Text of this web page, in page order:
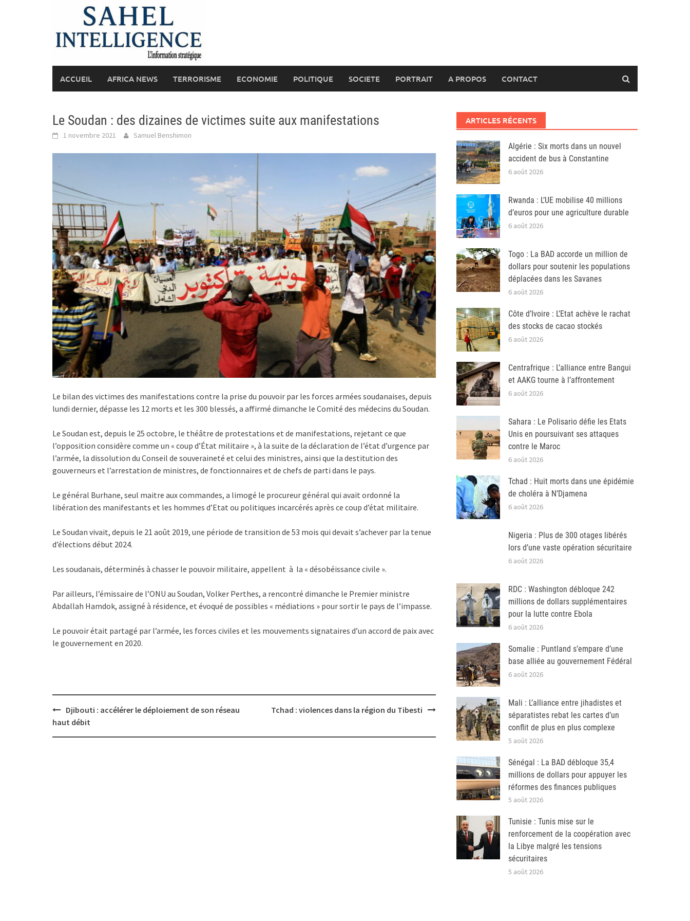
ACCUEIL AFRICA NEWS TERRORISME ECONOMIE POLITIQUE SOCIETE PORTRAIT A PROPOS CONTACT
Le Soudan : des dizaines de victimes suite aux manifestations
1 novembre 2021 Samuel Benshimon
Le bilan des victimes des manifestations contre la prise du pouvoir par les forces armées soudanaises, depuis
lundi dernier, dépasse les 12 morts et les 300 blessés, a affirmé dimanche le Comité des médecins du Soudan.
Le Soudan est, depuis le 25 octobre, le théâtre de protestations et de manifestations, rejetant ce que
l’opposition considère comme un « coup d’État militaire », à la suite de la déclaration de l’état d’urgence par
l’armée, la dissolution du Conseil de souveraineté et celui des ministres, ainsi que la destitution des
gouverneurs et l’arrestation de ministres, de fonctionnaires et de chefs de parti dans le pays.
Le général Burhane, seul maitre aux commandes, a limogé le procureur général qui avait ordonné la
libération des manifestants et les hommes d’Etat ou politiques incarcérés après ce coup d’état militaire.
Le Soudan vivait, depuis le 21 août 2019, une période de transition de 53 mois qui devait s’achever par la tenue
d’élections début 2024.
Les soudanais, déterminés à chasser le pouvoir militaire, appellent à la « désobéissance civile ».
Par ailleurs, l’émissaire de l’ONU au Soudan, Volker Perthes, a rencontré dimanche le Premier ministre
Abdallah Hamdok, assigné à résidence, et évoqué de possibles « médiations » pour sortir le pays de l’impasse.
Le pouvoir était partagé par l’armée, les forces civiles et les mouvements signataires d’un accord de paix avec
le gouvernement en 2020.
Post
navigation
Djibouti : accélérer le déploiement de son réseau
haut débit
Tchad : violences dans la région du Tibesti
ARTICLES RÉCENTS
Algérie : Six morts dans un nouvel
accident de bus à Constantine
6 août 2026
Rwanda : L’UE mobilise 40 millions
d’euros pour une agriculture durable
6 août 2026
Togo : La BAD accorde un million de
dollars pour soutenir les populations
déplacées dans les Savanes
6 août 2026
Côte d’Ivoire : L’Etat achève le rachat
des stocks de cacao stockés
6 août 2026
Centrafrique : L’alliance entre Bangui
et AAKG tourne à l’affrontement
6 août 2026
Sahara : Le Polisario défie les Etats
Unis en poursuivant ses attaques
contre le Maroc
6 août 2026
Tchad : Huit morts dans une épidémie
de choléra à N’Djamena
6 août 2026
Nigeria : Plus de 300 otages libérés
lors d’une vaste opération sécuritaire
6 août 2026
RDC : Washington débloque 242
millions de dollars supplémentaires
pour la lutte contre Ebola
6 août 2026
Somalie : Puntland s’empare d’une
base alliée au gouvernement Fédéral
6 août 2026
Mali : L’alliance entre jihadistes et
séparatistes rebat les cartes d’un
conflit de plus en plus complexe
5 août 2026
Sénégal : La BAD débloque 35,4
millions de dollars pour appuyer les
réformes des finances publiques
5 août 2026
Tunisie : Tunis mise sur le
renforcement de la coopération avec
la Libye malgré les tensions
sécuritaires
5 août 2026